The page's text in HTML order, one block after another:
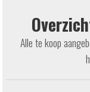
Alle te koop